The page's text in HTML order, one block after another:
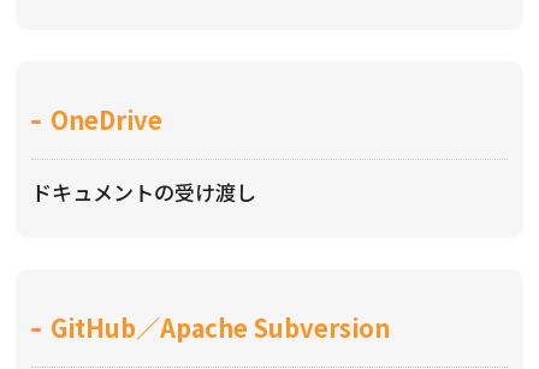
OneDrive
ドキュメントの受け渡し
GitHub／Apache Subversion